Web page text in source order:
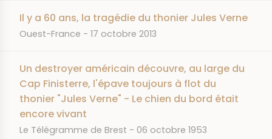
Il y a 60 ans, la tragédie du thonier Jules Verne
JOURNAL
Ouest-France DATE
17 octobre 2013
Un destroyer américain découvre, au large du
Cap Finisterre, l'épave toujours à flot du
thonier "Jules Verne" - Le chien du bord était
encore vivant
JOURNAL
Le Télégramme de Brest DATE
06 octobre 1953